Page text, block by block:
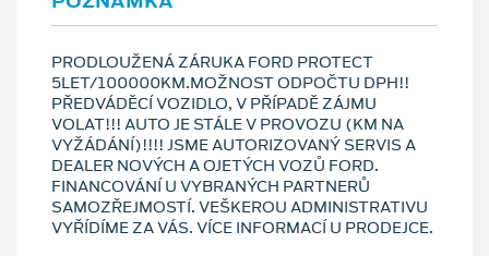
PRODLOUŽENÁ ZÁRUKA FORD PROTECT
5LET/100000KM.MOŽNOST ODPOČTU DPH!!
PŘEDVÁDĚCÍ VOZIDLO, V PŘÍPADĚ ZÁJMU
VOLAT!!! AUTO JE STÁLE V PROVOZU (KM NA
VYŽÁDÁNÍ)!!!! JSME AUTORIZOVANÝ SERVIS A
DEALER NOVÝCH A OJETÝCH VOZŮ FORD.
FINANCOVÁNÍ U VYBRANÝCH PARTNERŮ
SAMOZŘEJMOSTÍ. VEŠKEROU ADMINISTRATIVU
VYŘÍDÍME ZA VÁS. VÍCE INFORMACÍ U PRODEJCE.